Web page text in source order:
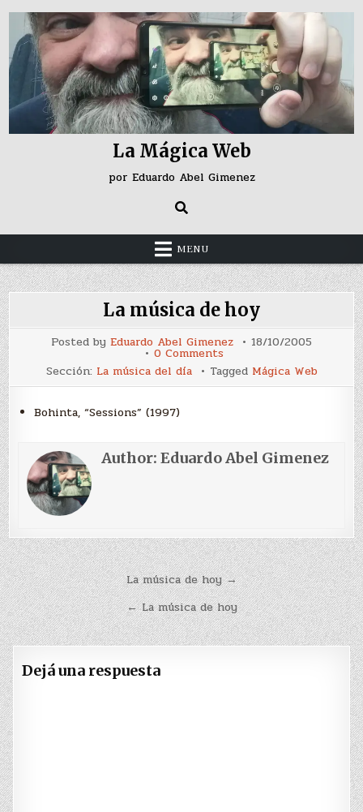
Skip
content
La Mágica Web
por Eduardo Abel Gimenez
MENU
La música de hoy
Posted by Eduardo Abel Gimenez 18/10/2005
0 Commentson
música
de
Sección: La música del día Tagged Mágica Web
Bohinta, “Sessions” (1997)
Author:Eduardo Abel Gimenez
Navegación
de
entradas
La música de hoy →
← La música de hoy
Dejá una respuesta